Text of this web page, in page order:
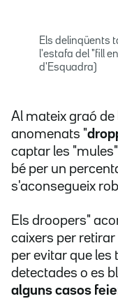
Els delinqüents
l'estafa del "fill
d'Esquadra)
Al mateix graó
anomenats "
captar les
bé per un
s'aconsegueix
Els droopers"
caixers per
per evitar que les
detectades o es
alguns casos